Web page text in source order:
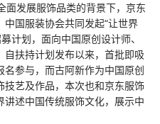
面发展服饰品类的背景下，京东
国服装协会共同发起“让世界
计划，面向中国原创设计师、
扶持计划发布以来，首批即吸
参与，而古阿新作为中国原创
艺及作品，本次也和京东服饰
述中国传统服饰文化，展示中